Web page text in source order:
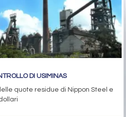
DI USIMINAS
quote residue di Nippon Steel e